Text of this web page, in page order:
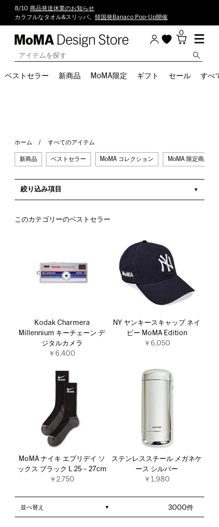
8/10 商品発送休業のお知らせ
カラフルなタオル&スリッパ。 韓国発Banaco Pop-Up開催
0
ベストセラー 新商品 MoMA限定 ギフト セール すべ
ホーム すべてのアイテム
新商品 ベストセラー MoMA コレクション MoMA 限定商品
絞り込み項目
このカテゴリーのベストセラー
Kodak Charmera
Millennium キーチェーン デ
ジタルカメラ
￥6,400
NY ヤンキースキャップ ネイ
ビー MoMA Edition
￥6,050
MoMA ナイキ エブリデイ ソ
ックス ブラック L 25－27cm
￥2,750
ステンレススチール メガネケ
ース シルバー
￥1,980
3000件
並べ替え